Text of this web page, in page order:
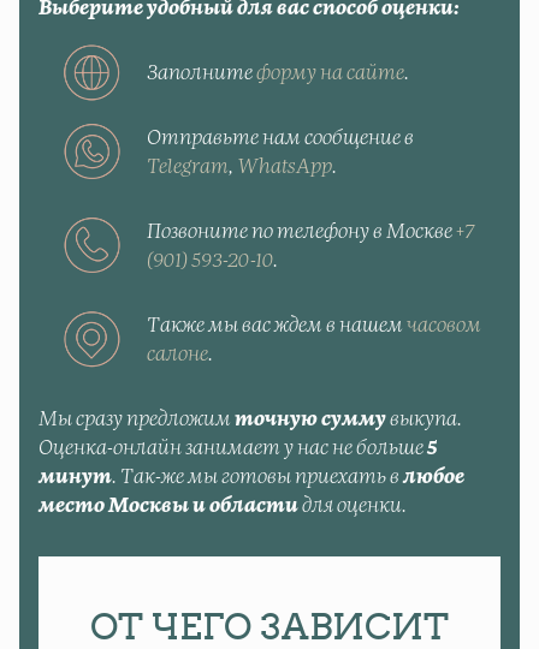
Выберите удобный для вас способ оценки:
Заполнитеформу на сайте.
Отправьте нам сообщение в
Telegram, WhatsApp.
Позвоните по телефону в Москве+7
(901) 593-20-10.
Также мы вас ждем в нашем часовом
салоне.
Мы сразу предложим точную суммувыкупа.
Оценка-онлайн занимает у нас не больше5
минут. Так-же мы готовы приехать влюбое
место Москвы и областидля оценки.
ОТ ЧЕГО ЗАВИСИТ